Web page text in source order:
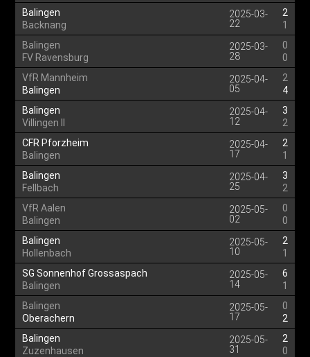
Balingen
Backnang
2025-03-
22
2
1
Balingen
FV Ravensburg
2025-03-
28
0
0
VfR Mannheim
Balingen
2025-04-
05
2
4
Balingen
Villingen II
2025-04-
12
3
2
CFR Pforzheim
Balingen
2025-04-
17
2
1
Balingen
Fellbach
2025-04-
25
3
2
VfR Aalen
Balingen
2025-05-
02
0
0
Balingen
Hollenbach
2025-05-
10
2
1
SG Sonnenhof Grossaspach
Balingen
2025-05-
14
6
1
Balingen
Oberachern
2025-05-
17
0
2
Balingen
Zuzenhausen
2025-05-
31
2
0